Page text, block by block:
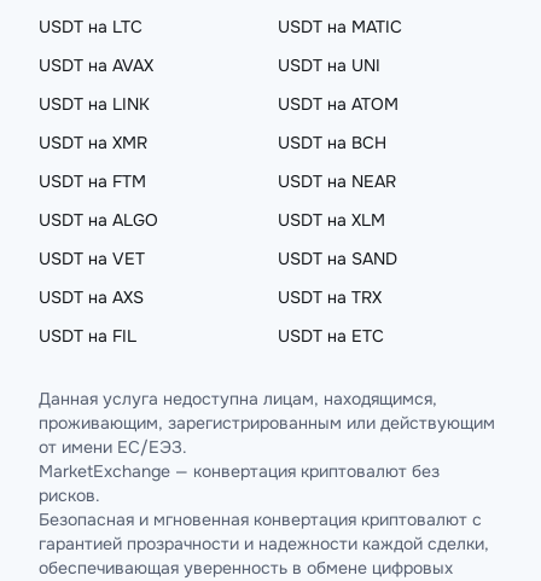
USDT на LTC
USDT на MATIC
USDT на AVAX
USDT на UNI
USDT на LINK
USDT на ATOM
USDT на XMR
USDT на BCH
USDT на FTM
USDT на NEAR
USDT на ALGO
USDT на XLM
USDT на VET
USDT на SAND
USDT на AXS
USDT на TRX
USDT на FIL
USDT на ETC
Данная услуга недоступна лицам, находящимся,
проживающим, зарегистрированным или действующим
от имени ЕС/ЕЭЗ.
MarketExchange — конвертация криптовалют без
рисков.
Безопасная и мгновенная конвертация криптовалют с
гарантией прозрачности и надежности каждой сделки,
обеспечивающая уверенность в обмене цифровых